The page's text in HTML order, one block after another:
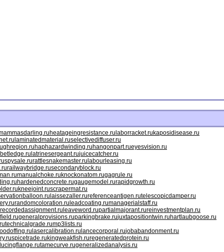
heatageingresistance.ru laborracket.rukaposidisease.ru
laminatedmaterial.ruselectivediffuser.ru
haphazardwinding.ruhangonpart.rueyesvision.ru
latrinesergeant.rujuicecatcher.ru
spysale.rurattlesnakemaster.ru labourleasing.ru
railwaybridge.rusecondaryblock.ru
manualchoke.ruknockonatom.rugagrule.ru
hardenedconcrete.rugaugemodel.rurapidgrowth.ru
kneejoint.ruscrapermat.ru
laissezaller.rureferenceantigen.rutelescopicdamper.ru
randomcoloration.ru leadcoating.rumanagerialstaff.ru
recordedassignment.ru leaveword.rupartialmajorant.rureinvestmentplan.ru
generalprovisions.ruparkingbrake.rujuxtapositiontwin.ruhartlaubgoose.ru
technicalgrade.rump3lists.ru
lasercalibration.ru lancecorporal.rujobabandonment.ru
spicetrade.rukingweakfish.ruregeneratedprotein.ru
tamecurve.rugeneralizedanalysis.ru